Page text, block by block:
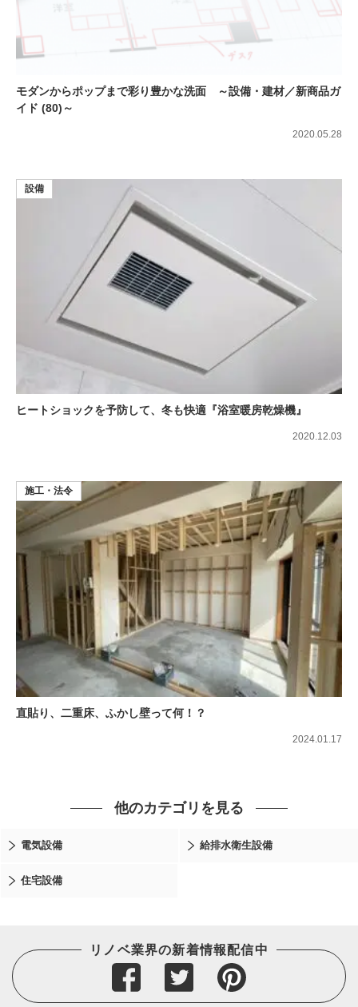
モダンからポップまで彩り豊かな洗面 ～設備・建材／新商品ガ
イド (80)～
2020.05.28
ヒートショックを予防して、冬も快適『浴室暖房乾燥機』
設備
2020.12.03
直貼り、二重床、ふかし壁って何！？
施工・法令
2024.01.17
他のカテゴリを見る
電気設備 給排水衛生設備
住宅設備
リノベ業界の新着情報配信中